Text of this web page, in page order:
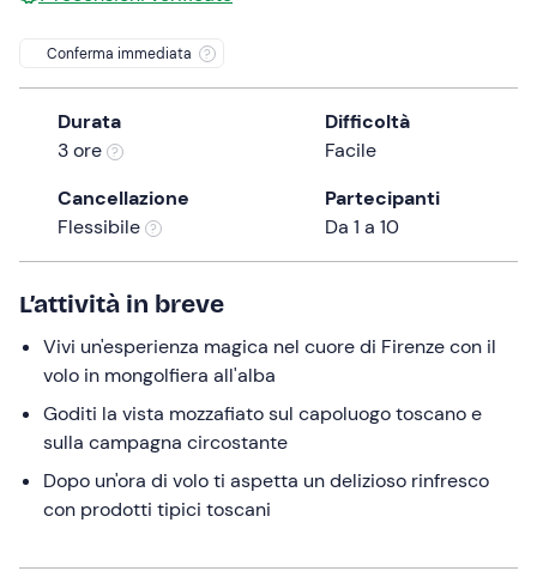
question
mark
keyboard
shortcuts
changing
dates.
Conferma immediata
Durata
3 ore
Difficoltà
Facile
Cancellazione
Flessibile
Partecipanti
Da 1 a 10
L’attività in breve
Vivi un'esperienza magica nel cuore di Firenze con il
volo in mongolfiera all'alba
Goditi la vista mozzafiato sul capoluogo toscano e
sulla campagna circostante
Dopo un'ora di volo ti aspetta un delizioso rinfresco
con prodotti tipici toscani